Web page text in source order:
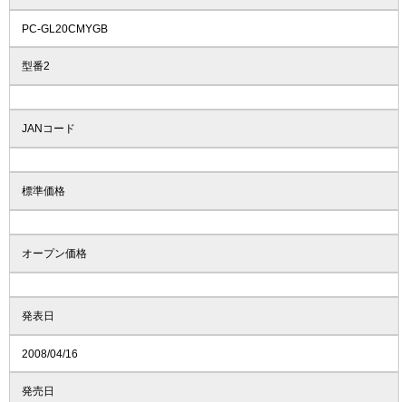
PC-GL20CMYGB
型番2
JANコード
標準価格
オープン価格
発表日
2008/04/16
発売日